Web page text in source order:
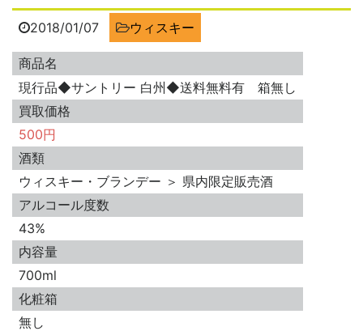
2018/01/07 ウィスキー
商品名
現行品◆サントリー 白州◆送料無料有 箱無し
買取価格
500円
酒類
ウィスキー・ブランデー ＞ 県内限定販売酒
アルコール度数
43%
内容量
700ml
化粧箱
無し